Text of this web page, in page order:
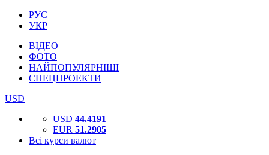
РУС
УКР
ВІДЕО
ФОТО
НАЙПОПУЛЯРНІШІ
СПЕЦПРОЕКТИ
USD
USD 44.4191
EUR 51.2905
Всі курси валют